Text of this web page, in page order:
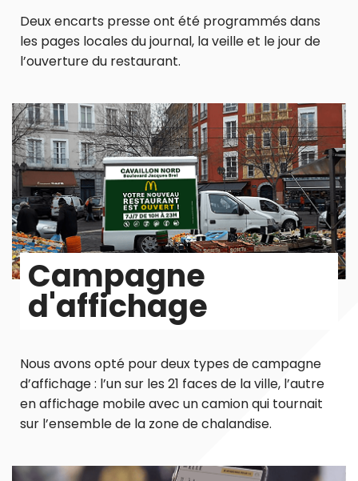
Deux encarts presse ont été programmés dans
les pages locales du journal, la veille et le jour de
l’ouverture du restaurant.
Campagne
d'affichage
Nous avons opté pour deux types de campagne
d’affichage : l’un sur les 21 faces de la ville, l’autre
en affichage mobile avec un camion qui tournait
sur l’ensemble de la zone de chalandise.